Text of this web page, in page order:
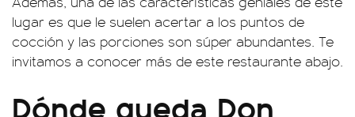
lugar es que le suelen acertar a los puntos de
cocción y las porciones son súper abundantes. Te
invitamos a conocer más de este restaurante abajo.
Dónde queda Don